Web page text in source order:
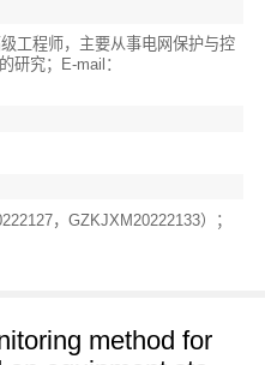
工程师，主要从事电网保护与控
研究；E-mail：
，GZKJXM20222133）；
method for